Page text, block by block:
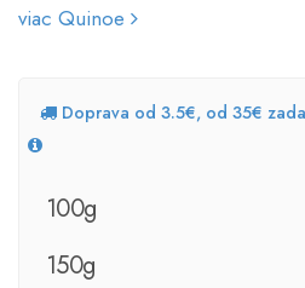
viac Quinoe
Doprava od 3.5€, od 35€
100g
150g